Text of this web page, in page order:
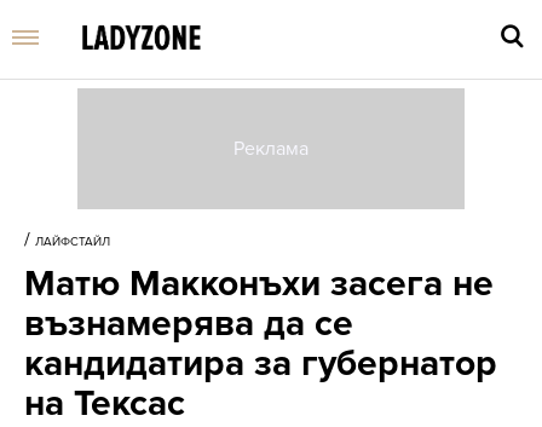
/ ЛАЙФСТАЙЛ
Матю Макконъхи засега не
възнамерява да се
кандидатира за губернатор
на Тексас